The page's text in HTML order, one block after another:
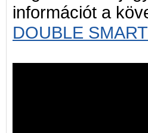
információt a
DOUBLE